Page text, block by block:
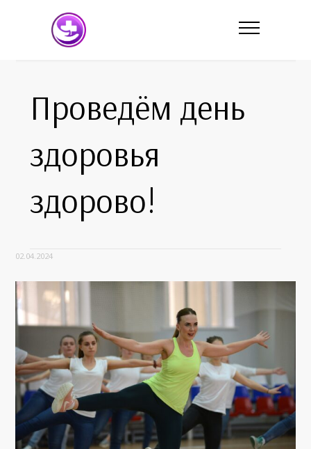
Проведём день
здоровья
здорово!
02.04.2024